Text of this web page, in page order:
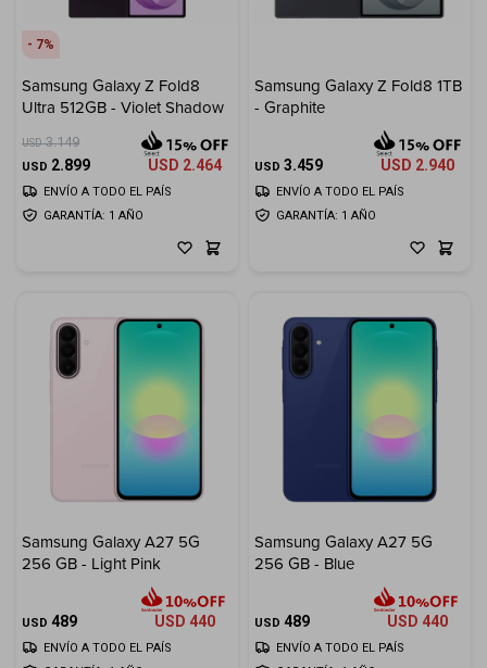
7
Samsung Galaxy Z Fold8
Ultra 512GB - Violet Shadow
USD 3.149
USD 2.899 USD 2.464
GARANTÍA: 1 AÑO
ENVÍO A TODO EL PAÍS
Samsung Galaxy Z Fold8 1TB
- Graphite
USD 3.459 USD 2.940
GARANTÍA: 1 AÑO
ENVÍO A TODO EL PAÍS
Samsung Galaxy A27 5G
256 GB - Light Pink
USD 489 USD 440
ENVÍO A TODO EL PAÍS
Samsung Galaxy A27 5G
256 GB - Blue
USD 489 USD 440
ENVÍO A TODO EL PAÍS